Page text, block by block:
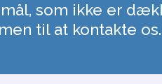
som ikke er
til at kontakte os.